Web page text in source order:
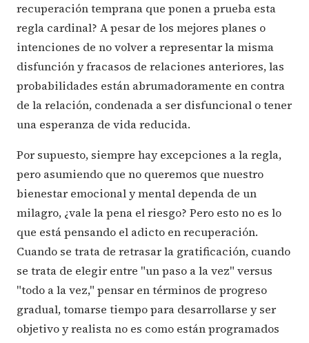
recuperación temprana que ponen a prueba esta
regla cardinal? A pesar de los mejores planes o
intenciones de no volver a representar la misma
disfunción y fracasos de relaciones anteriores, las
probabilidades están abrumadoramente en contra
de la relación, condenada a ser disfuncional o tener
una esperanza de vida reducida.
Por supuesto, siempre hay excepciones a la regla,
pero asumiendo que no queremos que nuestro
bienestar emocional y mental dependa de un
milagro, ¿vale la pena el riesgo? Pero esto no es lo
que está pensando el adicto en recuperación.
Cuando se trata de retrasar la gratificación, cuando
se trata de elegir entre "un paso a la vez" versus
"todo a la vez," pensar en términos de progreso
gradual, tomarse tiempo para desarrollarse y ser
objetivo y realista no es como están programados